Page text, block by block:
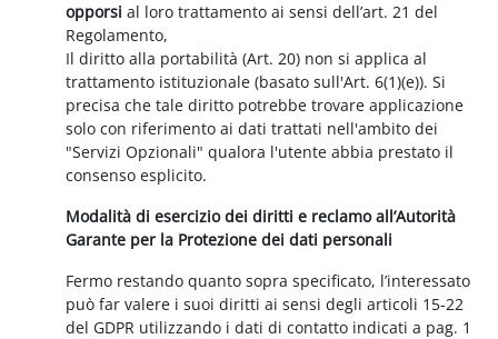
opporsi al loro trattamento ai sensi dell’art. 21 del
Regolamento,
Il diritto alla portabilità (Art. 20) non si applica al
trattamento istituzionale (basato sull'Art. 6(1)(e)). Si
precisa che tale diritto potrebbe trovare applicazione
solo con riferimento ai dati trattati nell'ambito dei
"Servizi Opzionali" qualora l'utente abbia prestato il
consenso esplicito.
Modalità di esercizio dei diritti e reclamo all’Autorità
Garante per la Protezione dei dati personali
Fermo restando quanto sopra specificato, l’interessato
può far valere i suoi diritti ai sensi degli articoli 15-22
del GDPR utilizzando i dati di contatto indicati a pag. 1